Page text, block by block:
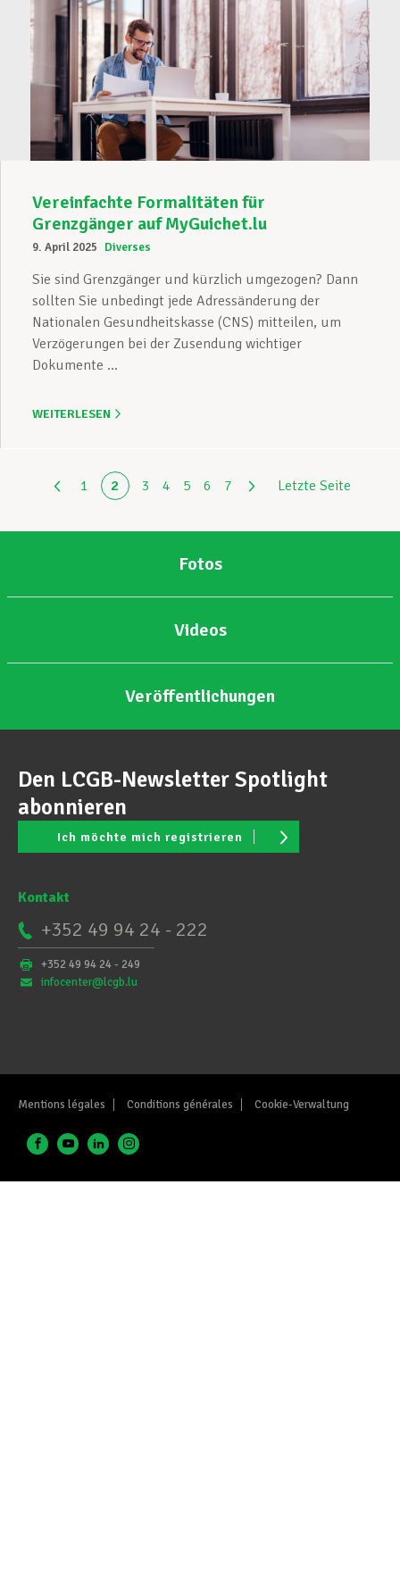
Vereinfachte Formalitäten für
Grenzgänger auf MyGuichet.lu
9. April 2025 Diverses
Sie sind Grenzgänger und kürzlich umgezogen? Dann
sollten Sie unbedingt jede Adressänderung der
Nationalen Gesundheitskasse (CNS) mitteilen, um
Verzögerungen bei der Zusendung wichtiger
Dokumente ...
WEITERLESEN
1 2 3 4 5 6 7 Letzte Seite
Fotos
Videos
Veröffentlichungen
Den LCGB-Newsletter Spotlight
abonnieren
Ich möchte mich registrieren
Kontakt
+352 49 94 24 - 222
+352 49 94 24 - 249
infocenter@lcgb.lu
Mentions légales Conditions générales Cookie-Verwaltung